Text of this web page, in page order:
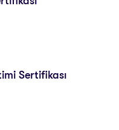
Sertifikası